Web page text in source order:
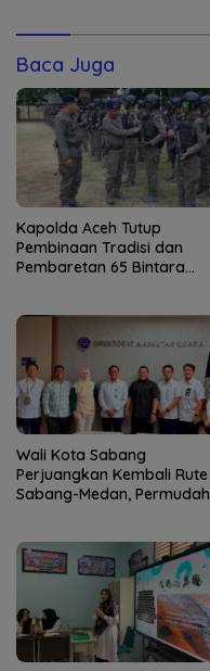
Baca Juga
Kapolda Aceh Tutup
Pembinaan Tradisi dan
Pembaretan 65 Bintara
Wali Kota Sabang
Perjuangkan Kembali Rute
Sabang-Medan, Permudah